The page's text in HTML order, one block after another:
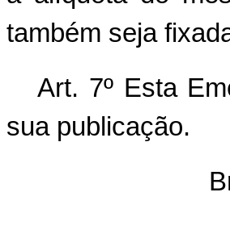
também seja
Art. 7º Esta
sua publicação.